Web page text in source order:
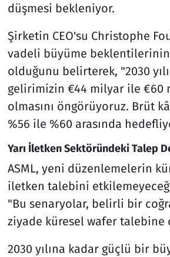
düşmesi bekleniyor.
Şirketin CEO'su Christophe
vadeli büyüme
olduğunu belirterek, "2030
gelirimizin €44 milyar ile €60
olmasını öngörüyoruz. Brüt
%56 ile %60 arasında
Yarı İletken Sektöründeki Talep
ASML, yeni düzenlemelerin
iletken talebini
"Bu senaryolar, belirli bir
ziyade küresel wafer talebine
2030 yılına kadar güçlü bir